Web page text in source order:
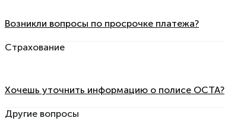
Возникли вопросы по просрочке платежа?
Страхование
Хочешь уточнить информацию о полисе OCTA?
Другие вопросы